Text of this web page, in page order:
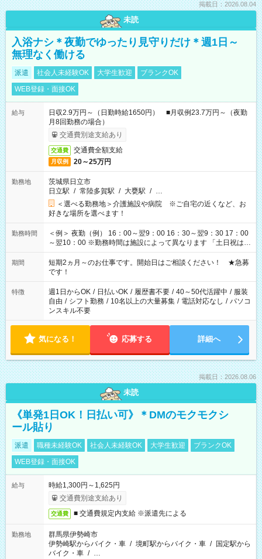
掲載日：2026.08.04
未読
入浴ナシ＊夜勤でゆったり見守りだけ＊週1日～
無理なく働ける
派遣 社会人未経験OK 大学生歓迎
ブランクOK
WEB登録・面接OK
給与
日収2.9万円～（日勤時給1650円） ■月収例23.7万円～（夜勤
月8回勤務の場合）
交通費別途支給あり
交通費 交通費全額支給
月収例 20～25万円
勤務地
茨城県日立市
日立駅 / 常陸多賀駅 / 大甕駅 / …
＜選べる勤務地＞介護施設や病院 ※ご自宅の近くなど、お
好きな場所を選べます！
勤務時間
＜例＞ 夜勤（例） 16：00～翌9：00 16：30～翌9：30 17：00
～翌10：00 ※勤務時間は施設によって異なります 「土日祝は休
みたい」 「しっかり稼ぎたい」 「もう少し遅い時間から始めた
い」など ご希望にあったお仕事をご案内いたします。 ※未経験
の方の場合は1～2ヶ月間は日中での仕事を経験いただき、 お
仕事に慣れてからの夜勤になります。 ★家庭の都合でお休みが
必要な場合も遠慮なくご相談ください。
期間
短期2ヵ月～のお仕事です。開始日はご相談ください！ ★急募
です！
特徴 週1日からOK / 日払いOK / 履歴書不要 / 40～50代活躍中 / 服装
自由 / シフト勤務 / 10名以上の大量募集 / 電話対応なし / パソコ
ンスキル不要
気になる！ 応募する 詳細へ
掲載日：2026.08.06
未読
《単発1日OK！日払い可》＊DMのモクモクシ
ール貼り
派遣 職種未経験OK 社会人未経験OK 大学生歓迎
ブランクOK
WEB登録・面接OK
給与
時給1,300円～1,625円
交通費別途支給あり
交通費 ■ 交通費規定内支給 ※派遣先による
勤務地
群馬県伊勢崎市
伊勢崎駅からバイク・車 / 境町駅からバイク・車 / 国定駅から
バイク・車 / …